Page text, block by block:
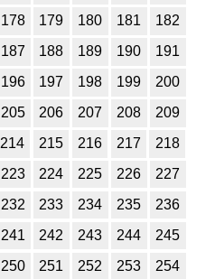
178 179 180 181
182
187 188 189 190
191
196 197 198 199
200
205 206 207 208
209
214 215 216 217
218
223 224 225 226
227
232 233 234 235
236
241 242 243 244
245
250 251 252 253 254